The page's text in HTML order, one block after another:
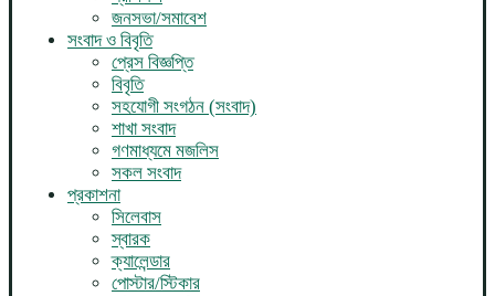
জনসভা/সমাবেশ
সংবাদ ও বিবৃতি
প্রেস বিজ্ঞপ্তি
বিবৃতি
সহযোগী সংগঠন (সংবাদ)
শাখা সংবাদ
গণমাধ্যমে মজলিস
সকল সংবাদ
প্রকাশনা
সিলেবাস
স্বারক
ক্যালেন্ডার
পোস্টার/স্টিকার